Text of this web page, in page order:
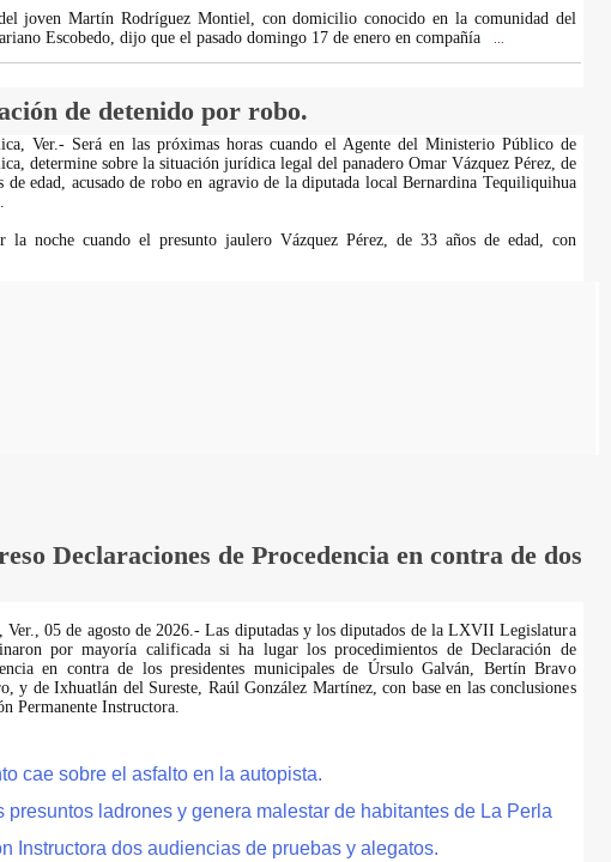
joven Martín Rodríguez Montiel, con domicilio conocido en la comunidad del
Escobedo, dijo que el pasado domingo 17 de enero en compañía
de detenido por robo.
Ver.- Será en las próximas horas cuando el Agente del Ministerio Público de
determine sobre la situación jurídica legal del panadero Omar Vázquez Pérez, de
de edad, acusado de robo en agravio de la diputada local Bernardina Tequiliquihua
la noche cuando el presunto jaulero Vázquez Pérez, de 33 años de edad, con
Declaraciones de Procedencia en contra de dos
Ver., 05 de agosto de 2026.- Las diputadas y los diputados de la LXVII Legislatura
por mayoría calificada si ha lugar los procedimientos de Declaración de
en contra de los presidentes municipales de Úrsulo Galván, Bertín Bravo
y de Ixhuatlán del Sureste, Raúl González Martínez, con base en las conclusiones
Permanente Instructora.
cae sobre el asfalto en la autopista.
presuntos ladrones y genera malestar de habitantes de La Perla
Instructora dos audiencias de pruebas y alegatos.